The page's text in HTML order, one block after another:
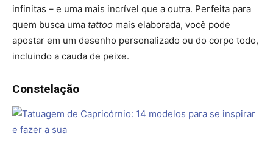
infinitas – e uma mais incrível que a outra. Perfeita para
quem busca uma tattoo mais elaborada, você pode
apostar em um desenho personalizado ou do corpo todo,
incluindo a cauda de peixe.
Constelação